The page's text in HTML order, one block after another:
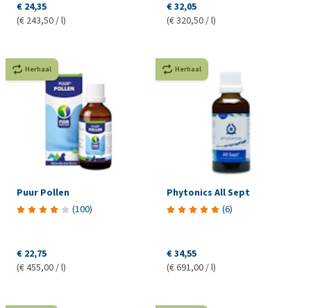
€ 24,35
(€ 243,50 / l)
€ 32,05
(€ 320,50 / l)
Herhaal
Puur Pollen
(100)
€ 22,75
(€ 455,00 / l)
Herhaal
Phytonics All Sept
(6)
€ 34,55
(€ 691,00 / l)